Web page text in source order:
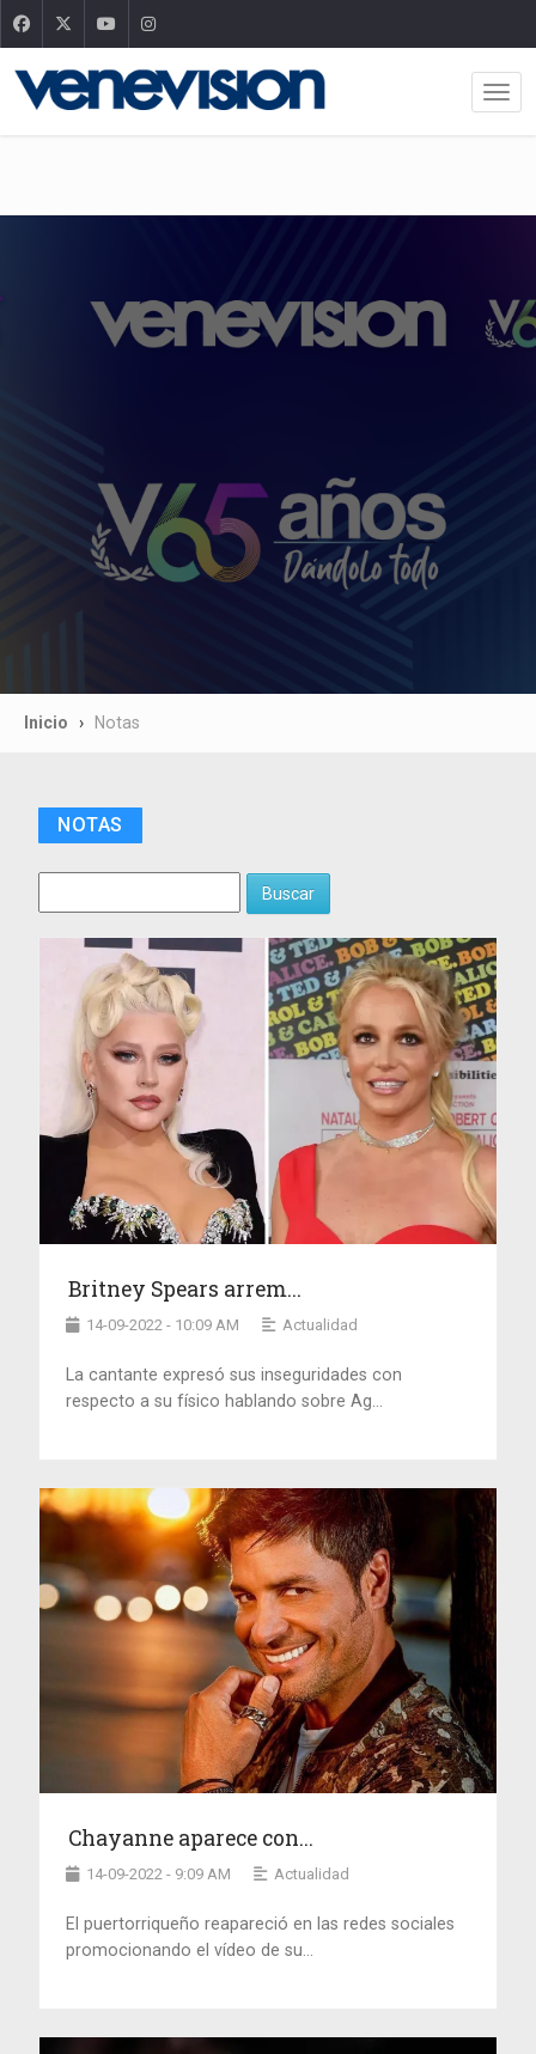
Inicio Notas
NOTAS
Buscar
Britney Spears arrem...
14-09-2022 - 10:09 AM Actualidad
La cantante expresó sus inseguridades con
respecto a su físico hablando sobre Ag...
Chayanne aparece con...
14-09-2022 - 9:09 AM Actualidad
El puertorriqueño reapareció en las redes sociales
promocionando el vídeo de su...